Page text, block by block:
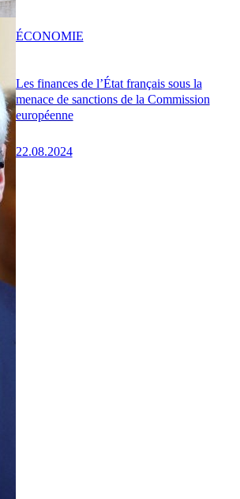
Les finances de l’État français sous la
menace de sanctions de la Commission
européenne
22.08.2024
ÉCONOMIE